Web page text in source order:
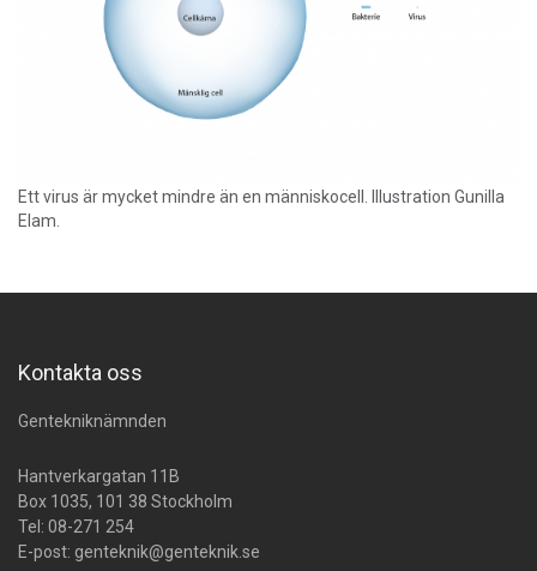
Ett virus är mycket mindre än en människocell. Illustration Gunilla
Elam.
Kontakta oss
Gentekniknämnden
Hantverkargatan 11B
Box 1035, 101 38 Stockholm
Tel: 08-271 254
E-post: genteknik@genteknik.se